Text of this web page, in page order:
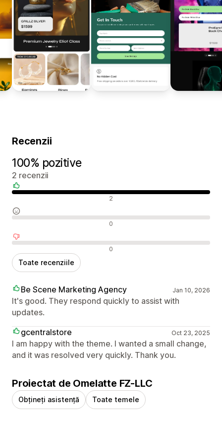
Recenzii
100% pozitive
2 recenzii
Recenzii pozitive 2
Recenzii neutre 0
Recenzii negative 0
Toate recenziile
Be Scene Marketing Agency Jan 10, 2026
It's good. They respond quickly to assist with
updates.
gcentralstore
Oct 23, 2025
I am happy with the theme. I wanted a small change,
and it was resolved very quickly. Thank you.
Proiectat de Omelatte FZ-LLC
Obțineți asistență Toate temele